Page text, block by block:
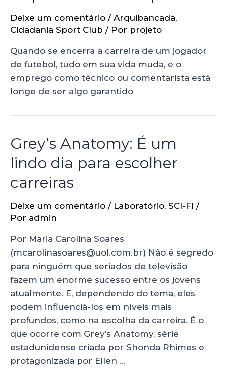
Deixe um comentário / Arquibancada,
Cidadania Sport Club / Por projeto
Quando se encerra a carreira de um jogador
de futebol, tudo em sua vida muda, e o
emprego como técnico ou comentarista está
longe de ser algo garantido
Grey’s Anatomy: É um
lindo dia para escolher
carreiras
Deixe um comentário / Laboratório, SCI-FI /
Por admin
Por Maria Carolina Soares
(mcarolinasoares@uol.com.br) Não é segredo
para ninguém que seriados de televisão
fazem um enorme sucesso entre os jovens
atualmente. E, dependendo do tema, eles
podem influenciá-los em níveis mais
profundos, como na escolha da carreira. É o
que ocorre com Grey’s Anatomy, série
estadunidense criada por Shonda Rhimes e
protagonizada por Ellen …